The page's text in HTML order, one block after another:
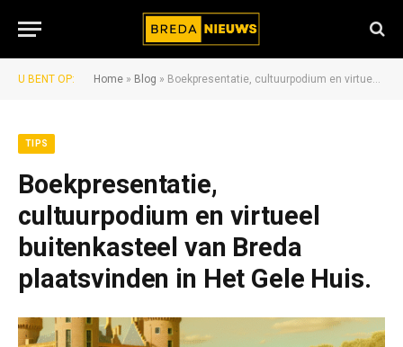
U BENT OP: Home » Blog » Boekpresentatie, cultuurpodium en virtueel buitenkasteel van Breda plaatsvinden in Het Gele Huis.
TIPS
Boekpresentatie,
cultuurpodium en virtueel
buitenkasteel van Breda
plaatsvinden in Het Gele Huis.